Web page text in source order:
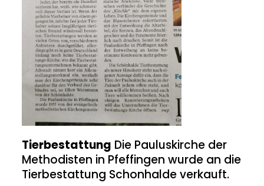
Tierbestattung Die Pauluskirche der
Methodisten in Pfeffingen wurde an die
Tierbestattung Schonhalde verkauft.